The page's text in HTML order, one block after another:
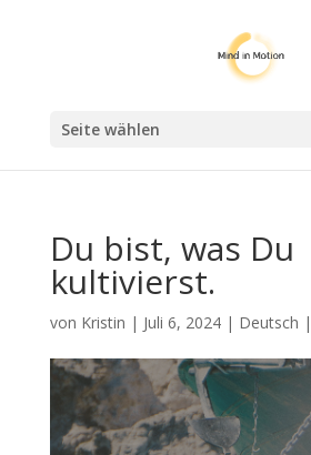
Seite wählen
Du bist, was Du
kultivierst.
von Kristin | Juli 6, 2024| Deutsch |